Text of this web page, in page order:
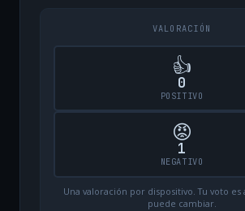
VALORACIÓN
👍
0
POSITIVO
😡
1
NEGATIVO
Una valoración por dispositivo. Tu voto es
puede cambiar.